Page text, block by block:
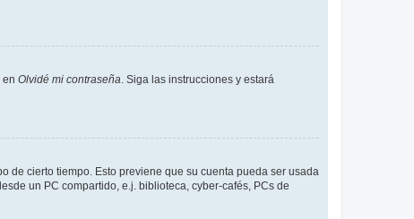
en Olvidé mi contraseña . Siga las instrucciones y estará
cierto tiempo. Esto previene que su cuenta pueda ser usada
un PC compartido, e.j. biblioteca, cyber-cafés, PCs de